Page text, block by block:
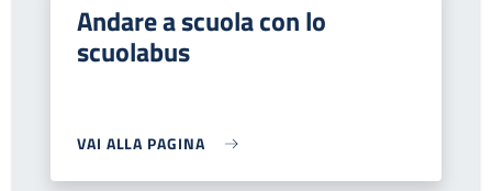
Andare a scuola con lo
scuolabus
VAI ALLA PAGINA